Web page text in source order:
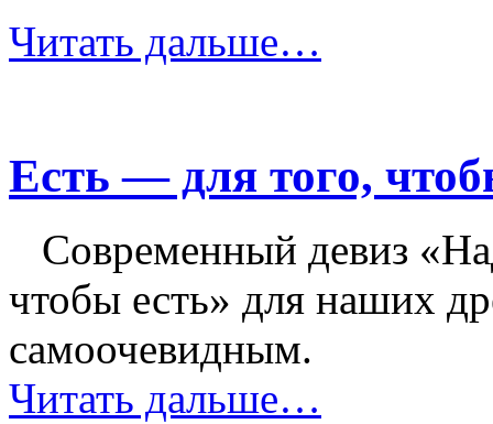
Читать дальше…
Есть — для того,
Современный девиз
чтобы есть» для наших
самоочевидным.
Читать дальше…